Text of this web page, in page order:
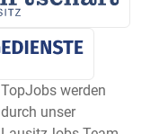
TopJobs werden
durch unser